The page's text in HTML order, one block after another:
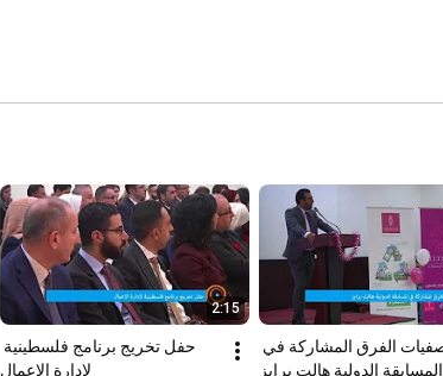
2:15
لادارة الاعمال
المسابقة الدولية هالت برايز